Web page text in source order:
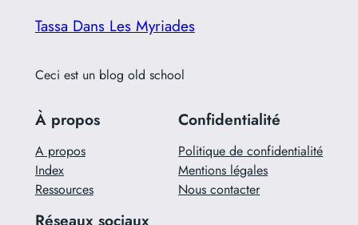
Tassa Dans Les Myriades
Ceci est un blog old school
À propos
A propos
Index
Ressources
Confidentialité
Politique de confidentialité
Mentions légales
Nous contacter